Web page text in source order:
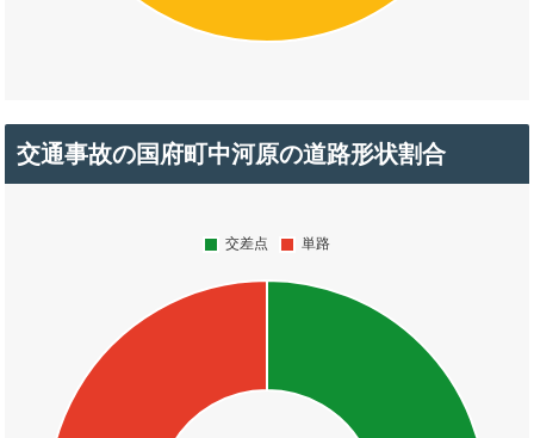
交通事故の国府町中河原の道路形状割合